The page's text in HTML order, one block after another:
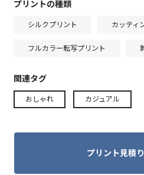
プリントの種類
シルクプリント カッティ
フルカラー転写プリント
関連タグ
おしゃれ カジュアル
プリント見積